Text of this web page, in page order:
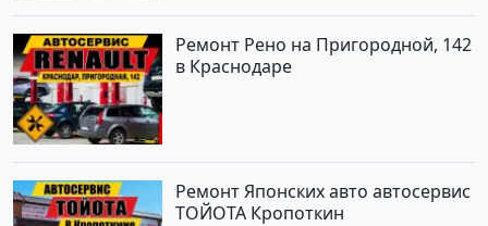
Ремонт Рено на Пригородной, 142
в Краснодаре
Ремонт Японских авто автосервис
ТОЙОТА Кропоткин